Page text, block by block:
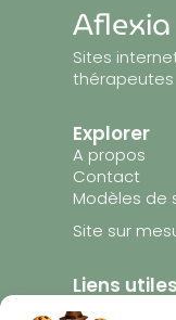
Aflexia
Sites
thérapeutes
Explorer
A propos
Contact
Modèles de
Site sur
Liens utiles
Mentions